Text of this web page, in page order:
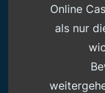
Online
als nur